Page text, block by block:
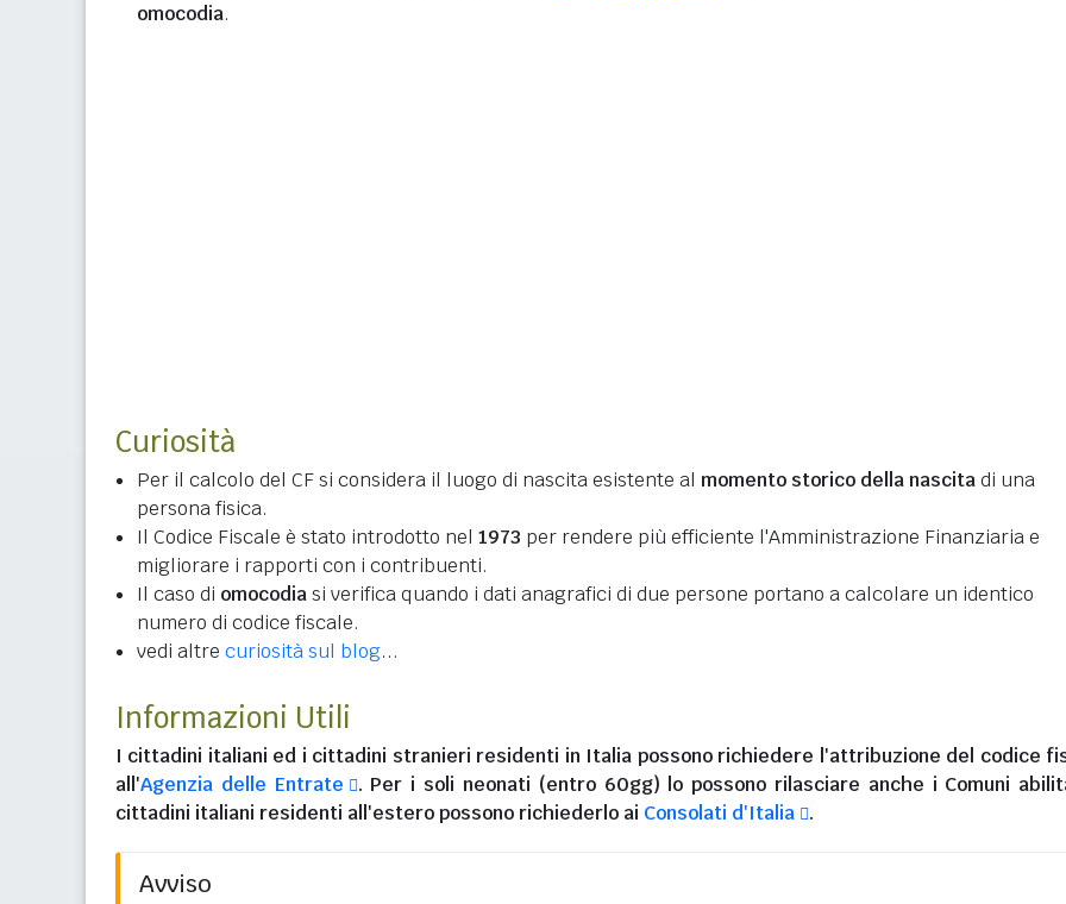
omocodia.
Curiosità
Per il calcolo del CF si considera il luogo di nascita esistente al momento storico della nascitadi una
persona fisica.
Il Codice Fiscale è stato introdotto nel 1973 per rendere più efficiente l'Amministrazione Finanziaria e
migliorare i rapporti con i contribuenti.
Il caso di omocodiasi verifica quando i dati anagrafici di due persone portano a calcolare un identico
numero di codice fiscale.
vedi altre curiosità sul blog...
Informazioni Utili
I cittadini italiani ed i cittadini stranieri residenti in Italia possono richiedere l'attribuzione del codice
all'Agenzia delle Entrate
. Per i soli neonati (entro 60gg) lo possono rilasciare anche i Comuni
cittadini italiani residenti all'esteropossono richiederlo ai Consolati d'Italia .
Avviso